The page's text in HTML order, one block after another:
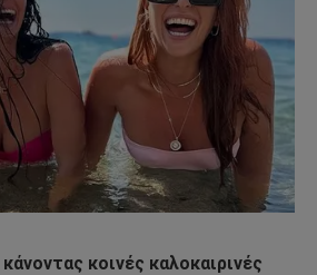
κοινές καλοκαιρινές